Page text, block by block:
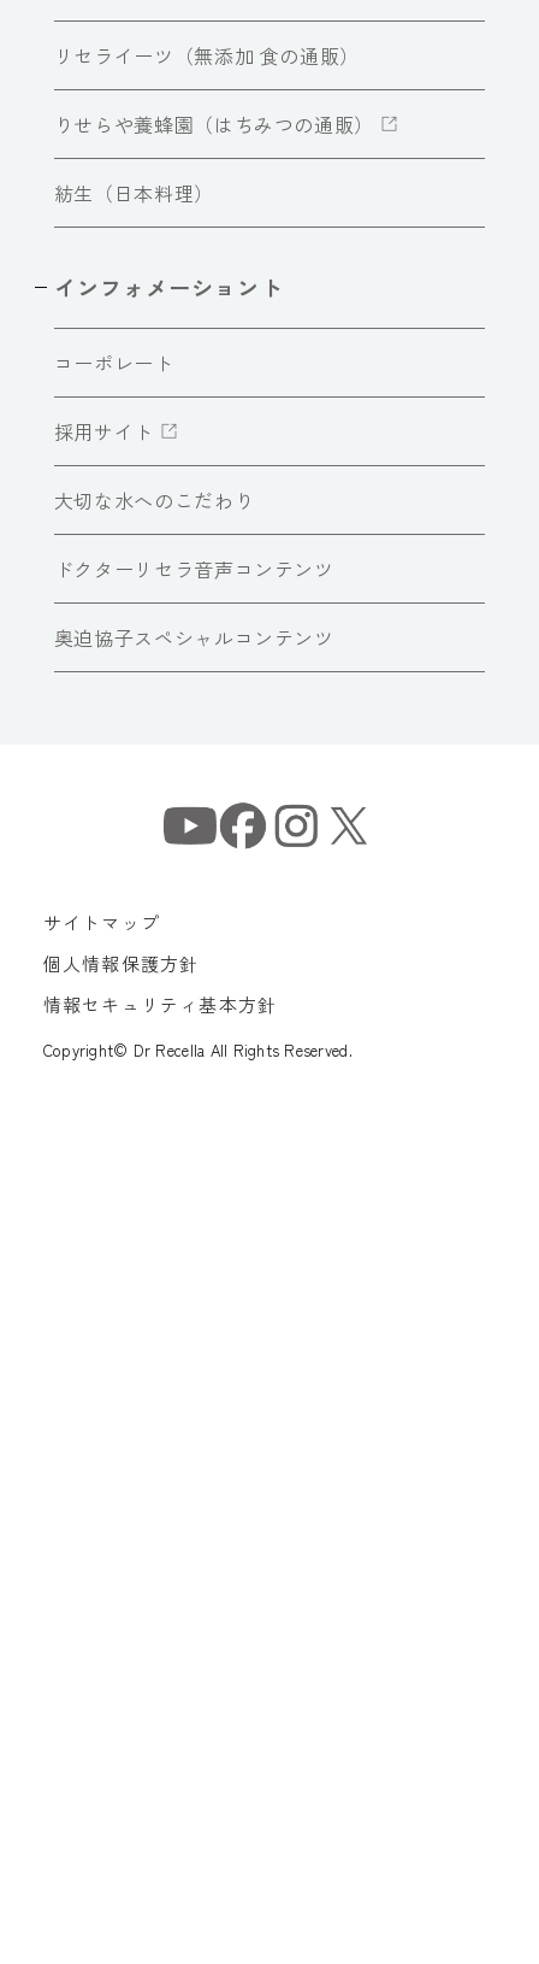
リセライーツ（無添加 食の通販）
りせらや養蜂園（はちみつの通販）
紡生（日本料理）
インフォメーショント
コーポレート
採用サイト
大切な水へのこだわり
ドクターリセラ音声コンテンツ
奥迫協子スペシャルコンテンツ
サイトマップ
個人情報保護方針
情報セキュリティ基本方針
Copyright© Dr Recella All Rights Reserved.